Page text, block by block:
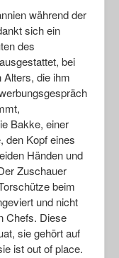
während der
sich ein
des
bei
die ihm
Bakke, einer
den Kopf eines
Händen und
Zuschauer
beim
und nicht
Chefs. Diese
sie gehört auf
ist out of place.